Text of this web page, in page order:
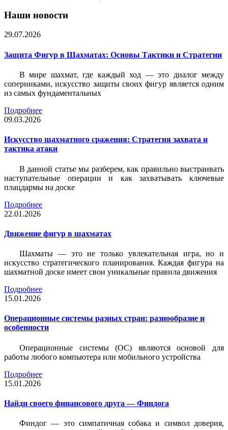
Наши новости
29.07.2026
Защита Фигур в Шахматах: Основы Тактики и Стратегии
В мире шахмат, где каждый ход — это диалог между
соперниками, искусство защиты своих фигур является одним
из самых фундаментальных
Подробнее
09.03.2026
Искусство шахматного сражения: Стратегия захвата и
тактика атаки
В данной статье мы разберем, как правильно выстраивать
наступательные операции и как захватывать ключевые
плацдармы на доске
Подробнее
22.01.2026
Движение фигур в шахматах
Шахматы — это не только увлекательная игра, но и
искусство стратегического планирования. Каждая фигура на
шахматной доске имеет свои уникальные правила движения
Подробнее
15.01.2026
Операционные системы разных стран: разнообразие и
особенности
Операционные системы (ОС) являются основой для
работы любого компьютера или мобильного устройства
Подробнее
15.01.2026
Найди своего финансового друга — Финдога
Финдог — это симпатичная собака и символ доверия,